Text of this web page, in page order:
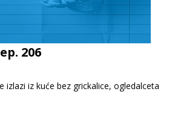
206
izlazi iz kuće bez grickalice, ogledalceta